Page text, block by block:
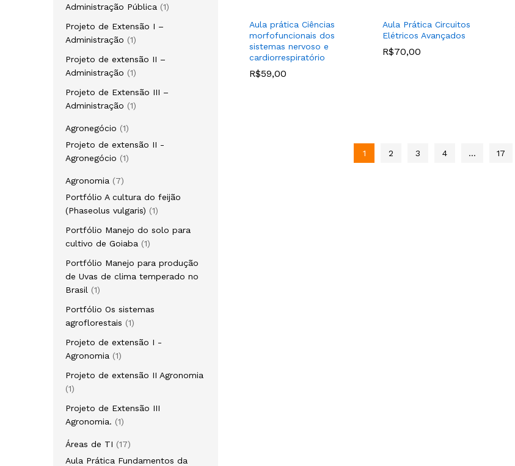
Aula prática Ciências
morfofuncionais dos
sistemas nervoso e
cardiorrespiratório
R$59,00
R$59,00
Aula Prática Circuitos
Elétricos Avançados
R$70,00
R$70,00
1 2 3 4 … 17
Administração Pública
11
Projeto de Extensão I –
Administração
11
Projeto de extensão II –
Administração
11
Projeto de Extensão III –
Administração
11
Agronegócio
11
produto
Projeto de extensão II -
Agronegócio
11
Agronomia
77
produtos
Portfólio A cultura do feijão
(Phaseolus vulgaris)
11
Portfólio Manejo do solo para
cultivo de Goiaba
11
Portfólio Manejo para produção
de Uvas de clima temperado no
Brasil
11
Portfólio Os sistemas
agroflorestais
11
Projeto de extensão I -
Agronomia
11
Projeto de extensão II Agronomia
11
Projeto de Extensão III
Agronomia.
11
Áreas de TI
1717
produtos
Aula Prática Fundamentos da